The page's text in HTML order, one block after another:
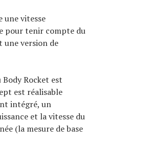
une vitesse
pour tenir compte du
une version de
Rocket est
est réalisable
intégré, un
et la vitesse du
(la mesure de base